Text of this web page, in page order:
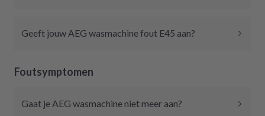
Geeft jouw AEG wasmachine fout E45 aan?
Foutsymptomen
Gaat je AEG wasmachine niet meer aan?